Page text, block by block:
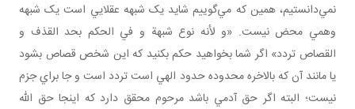
نمي‌دانستيم، همين که مي‌گوييم شايد يک شبهه عقلايي است يک شبهه
وهمي محض نيست. «و لأنه نوع شبهة و في الحكم بحد القذف و
القصاص تردد» اگر شما بخواهيد حکم بکنيد که اين شخص قصاص بشود
يا مانند آن که بالاخره محدوده حدود الهي است تردد است و جا براي جزم
نيست؛ البته اگر حق آدمي باشد مرحوم محقق دارد که اينجا حق الله